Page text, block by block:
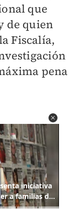
que
de quien
Fiscalía,
pena